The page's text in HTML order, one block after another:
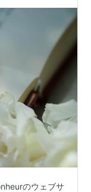
のウェブサ